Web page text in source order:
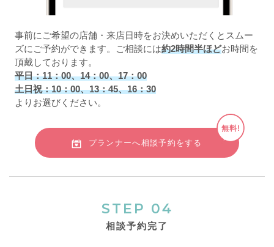
事前にご希望の店舗・来店日時をお決めいただくとスムー
ズにご予約ができます。ご相談には約2時間半ほどお時間を
頂戴しております。
平日：11：00、14：00、17：00
土日祝：10：00、13：45、16：30
よりお選びください。
プランナーへ相談予約をする
無料!
STEP 04
相談予約完了